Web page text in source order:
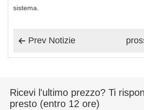
sistema.
 Prev Notizie
Ricevi l'ultimo prezzo? Ti
presto (entro 12 ore)